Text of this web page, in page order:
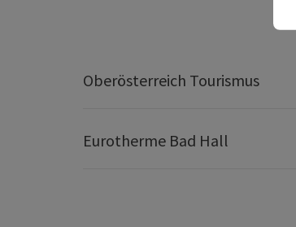
Oberösterreich Tourismus
Eurotherme Bad Hall